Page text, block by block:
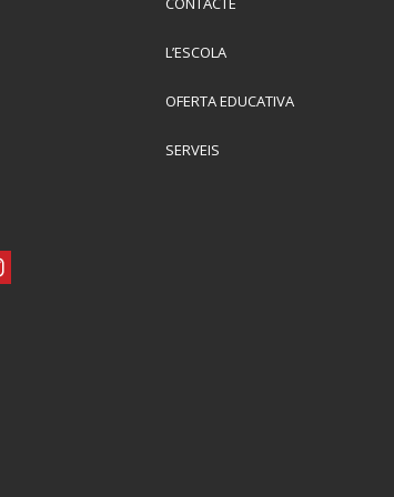
L’ESCOLA
OFERTA EDUCATIVA
SERVEIS